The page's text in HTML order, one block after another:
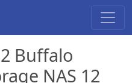
Buffalo
NAS 12